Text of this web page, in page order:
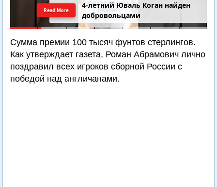
4-летний Юваль Коган найден
добровольцами
Read More
Сумма премии 100 тысяч фунтов стерлингов.
Как утверждает газета, Роман Абрамович лично
поздравил всех игроков сборной России с
победой над англичанами.